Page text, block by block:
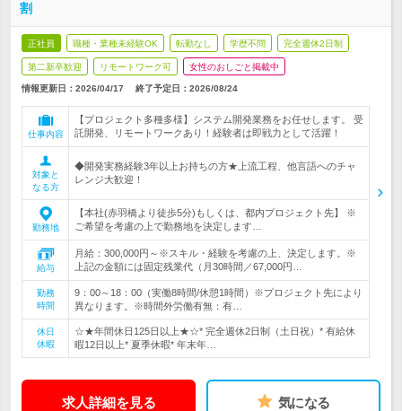
割
正社員 職種・業種未経験OK 転勤なし 学歴不問 完全週休2日制
第二新卒歓迎 リモートワーク可 女性のおしごと掲載中
情報更新日：2026/04/17 終了予定日： 2026/08/24
仕事内容
【プロジェクト多種多様】システム開発業務をお任せします。 受
託開発、リモートワークあり！経験者は即戦力として活躍！
対象と
なる方
◆開発実務経験3年以上お持ちの方★上流工程、他言語へのチャ
レンジ大歓迎！
勤務地
【本社(赤羽橋より徒歩5分)もしくは、都内プロジェクト先】 ※
ご希望を考慮の上で勤務地を決定します…
給与
月給：300,000円～※スキル・経験を考慮の上、決定します。※
上記の金額には固定残業代（月30時間／67,000円…
勤務
時間
9：00～18：00（実働8時間/休憩1時間）※プロジェクト先により
異なります。※時間外労働有無：有…
休日
休暇
☆★年間休日125日以上★☆* 完全週休2日制（土日祝）* 有給休
暇12日以上* 夏季休暇* 年末年…
求人詳細を見る 気になる